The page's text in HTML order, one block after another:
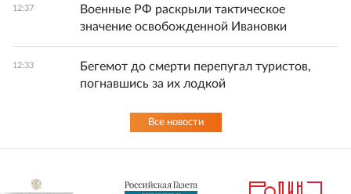
12:37
Военные РФ раскрыли тактическое
значение освобожденной Ивановки
12:33
Бегемот до смерти перепугал туристов,
погнавшись за их лодкой
Все новости